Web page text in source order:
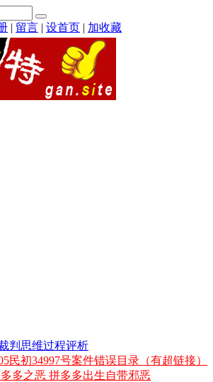
| 留言 | 设首页 | 加收藏
判思维过程评析
民初34997号案件错误目录（有超链接）
多之恶 拼多多出生自带邪恶